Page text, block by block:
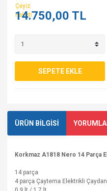
14.750,00 TL
SEPETE EKLE
ÜRÜN BİLGİSİ
Korkmaz A1818 Nero 14 Parça
14 parça
4 parça Çaytema Elektrikli